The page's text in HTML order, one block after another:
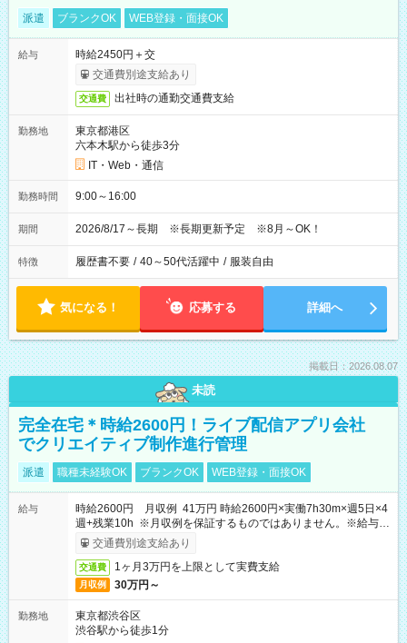
派遣 ブランクOK WEB登録・面接OK
給与
時給2450円＋交
交通費別途支給あり
交通費 出社時の通勤交通費支給
勤務地
東京都港区
六本木駅から徒歩3分
IT・Web・通信
勤務時間 9:00～16:00
期間 2026/8/17～長期 ※長期更新予定 ※8月～OK！
特徴 履歴書不要 / 40～50代活躍中 / 服装自由
気になる！ 応募する 詳細へ
掲載日：2026.08.07
未読
完全在宅＊時給2600円！ライブ配信アプリ会社
でクリエイティブ制作進行管理
派遣 職種未経験OK ブランクOK WEB登録・面接OK
給与
時給2600円 月収例 41万円 時給2600円×実働7h30m×週5日×4
週+残業10h ※月収例を保証するものではありません。※給与即
受取りサービス利用可（利用条件有）
交通費別途支給あり
交通費 1ヶ月3万円を上限として実費支給
月収例 30万円～
勤務地
東京都渋谷区
渋谷駅から徒歩1分